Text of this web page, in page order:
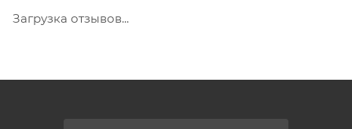
Загрузка отзывов...